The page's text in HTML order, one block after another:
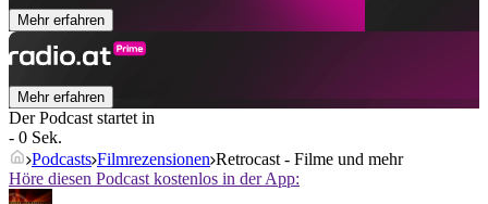
Mehr erfahren
Mehr erfahren
Der Podcast startet in
- 0 Sek.
Podcasts Filmrezensionen Retrocast - Filme und mehr
Höre diesen Podcast kostenlos in der App: